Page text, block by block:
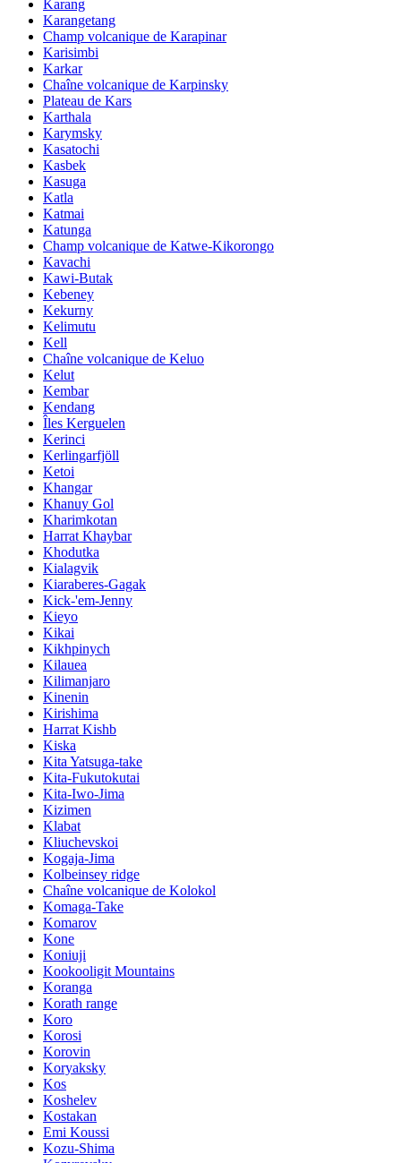
Karang
Karangetang
Champ volcanique de Karapinar
Karisimbi
Karkar
Chaîne volcanique de Karpinsky
Plateau de Kars
Karthala
Karymsky
Kasatochi
Kasbek
Kasuga
Katla
Katmai
Katunga
Champ volcanique de Katwe-Kikorongo
Kavachi
Kawi-Butak
Kebeney
Kekurny
Kelimutu
Kell
Chaîne volcanique de Keluo
Kelut
Kembar
Kendang
Îles Kerguelen
Kerinci
Kerlingarfjöll
Ketoi
Khangar
Khanuy Gol
Kharimkotan
Harrat Khaybar
Khodutka
Kialagvik
Kiaraberes-Gagak
Kick-'em-Jenny
Kieyo
Kikai
Kikhpinych
Kilauea
Kilimanjaro
Kinenin
Kirishima
Harrat Kishb
Kiska
Kita Yatsuga-take
Kita-Fukutokutai
Kita-Iwo-Jima
Kizimen
Klabat
Kliuchevskoi
Kogaja-Jima
Kolbeinsey ridge
Chaîne volcanique de Kolokol
Komaga-Take
Komarov
Kone
Koniuji
Kookooligit Mountains
Koranga
Korath range
Koro
Korosi
Korovin
Koryaksky
Kos
Koshelev
Kostakan
Emi Koussi
Kozu-Shima